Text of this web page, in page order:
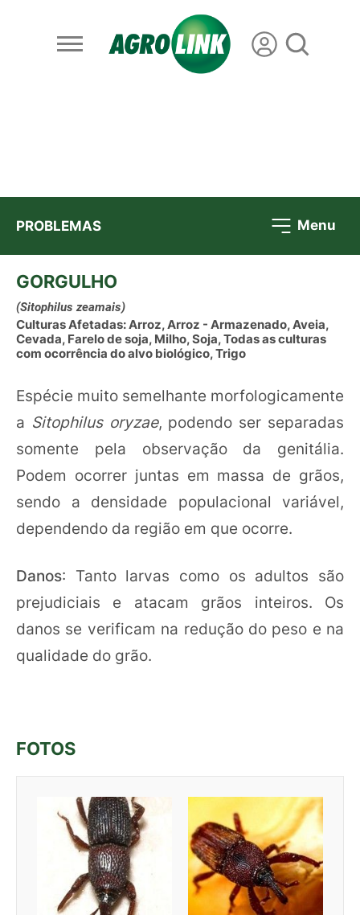
PROBLEMAS Menu
GORGULHO
(Sitophilus zeamais)
Culturas Afetadas: Arroz, Arroz - Armazenado, Aveia,
Cevada, Farelo de soja, Milho, Soja, Todas as culturas
com ocorrência do alvo biológico, Trigo
Espécie muito semelhante morfologicamente
a Sitophilus oryzae, podendo ser separadas
somente pela observação da genitália.
Podem ocorrer juntas em massa de grãos,
sendo a densidade populacional variável,
dependendo da região em que ocorre.
Danos: Tanto larvas como os adultos são
prejudiciais e atacam grãos inteiros. Os
danos se verificam na redução do peso e na
qualidade do grão.
FOTOS